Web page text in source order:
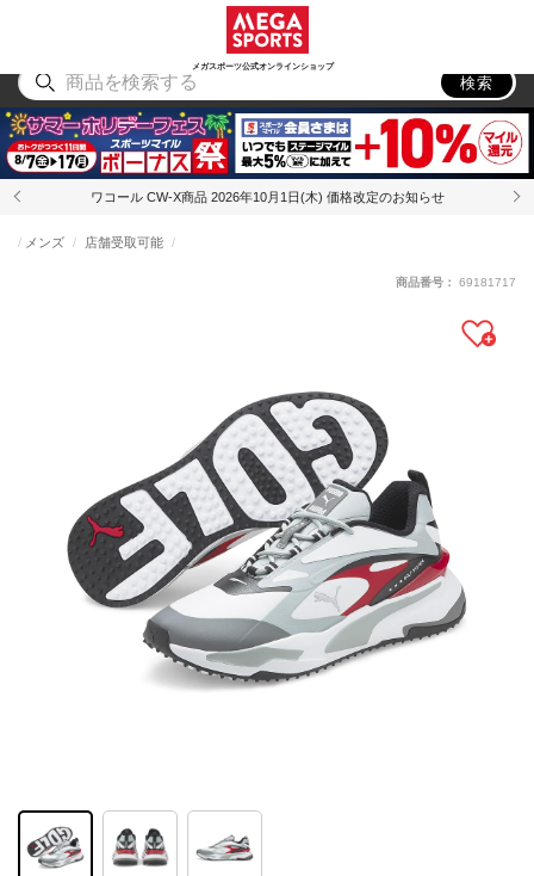
メガスポーツ公式オンラインショップ
アウトドア
検索
ワコール CW-X商品 2026年10月1日(木) 価格改定のお知らせ
メンズ 店舗受取可能
商品番号： 69181717